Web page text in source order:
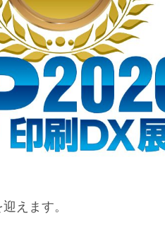
えます。